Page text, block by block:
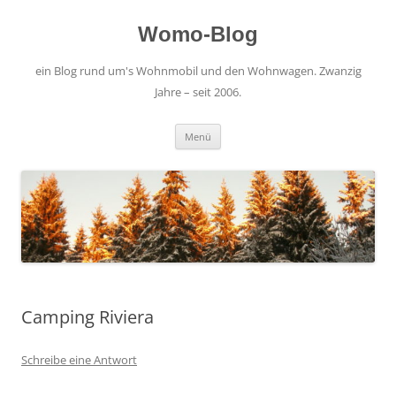
Womo-Blog
ein Blog rund um's Wohnmobil und den Wohnwagen. Zwanzig
Jahre – seit 2006.
Menü
Camping Riviera
Schreibe eine Antwort